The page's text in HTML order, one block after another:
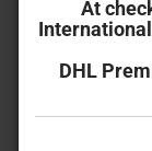
At
DHL